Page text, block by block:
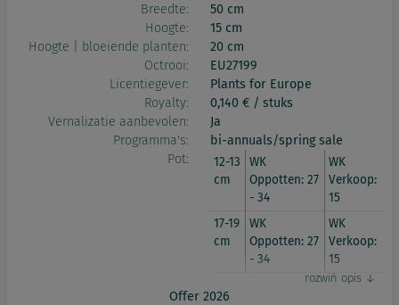
Breedte:
50 cm
Hoogte:
15 cm
Hoogte | bloeiende planten:
20 cm
Octrooi:
EU27199
Licentiegever:
Plants for Europe
Royalty:
0,140 € / stuks
Vernalizatie aanbevolen:
Ja
Programma's:
bi-annuals/spring sale
Pot:
12-13
cm
WK
Oppotten: 27
- 34
WK
Verkoop:
15
17-19
cm
WK
Oppotten: 27
- 34
WK
Verkoop:
15
Offer 2026